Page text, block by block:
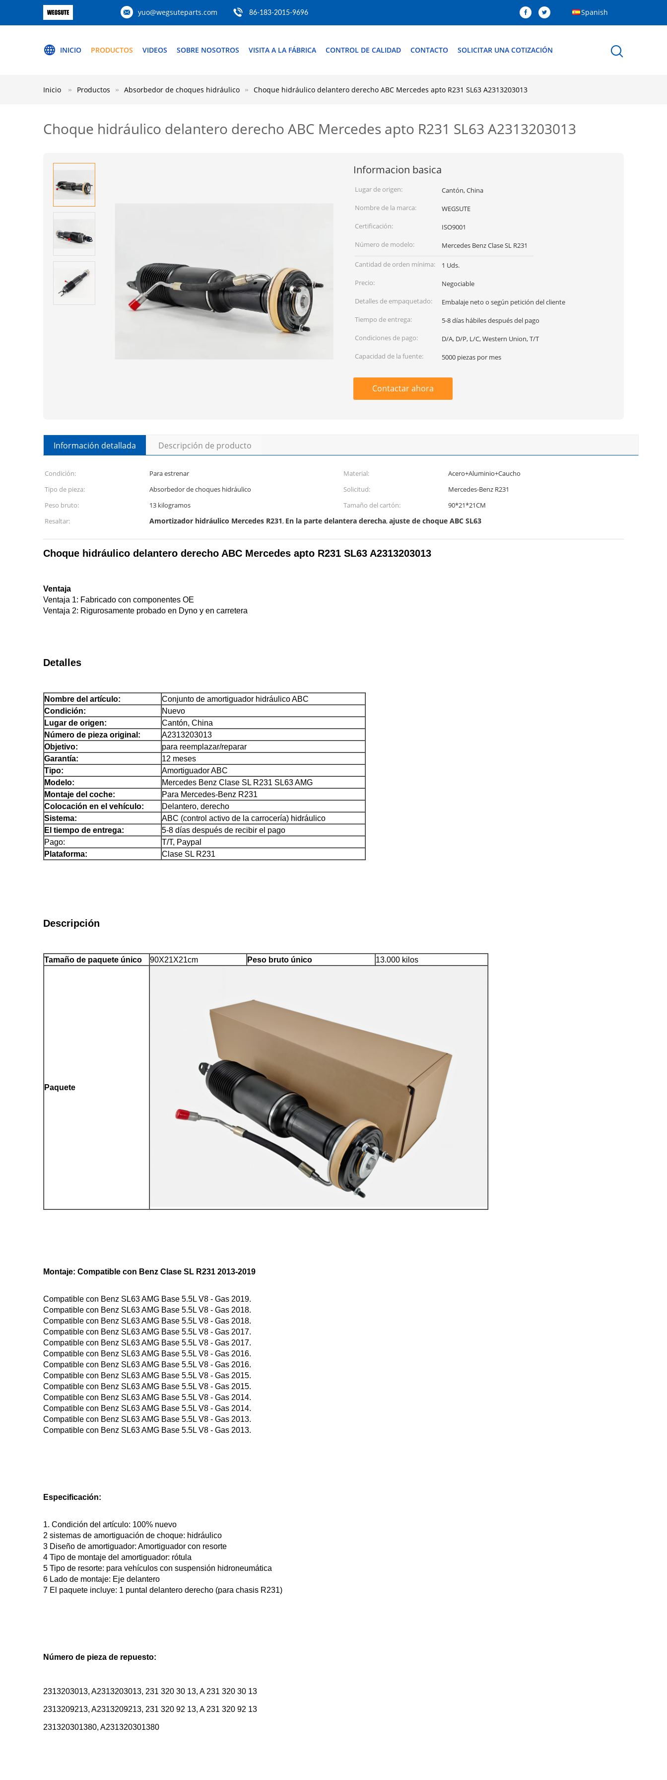
yuo@wegsuteparts.com 86-183-2015-9696 Spanish
INICIO PRODUCTOS VIDEOS SOBRE NOSOTROS VISITA A LA FÁBRICA CONTROL DE CALIDAD CONTACTO SOLICITAR UNA COTIZACIÓN
Inicio Productos Absorbedor de choques hidráulico Choque hidráulico delantero derecho ABC Mercedes apto R231 SL63 A2313203013
Choque hidráulico delantero derecho ABC Mercedes apto R231 SL63 A2313203013
Informacion basica
Lugar de origen:
Cantón, China
Nombre de la marca:
WEGSUTE
Certificación:
ISO9001
Número de modelo:
Mercedes Benz Clase SL R231
Cantidad de orden mínima:
1 Uds.
Precio:
Negociable
Detalles de empaquetado:
Embalaje neto o según petición del cliente
Tiempo de entrega:
5-8 días hábiles después del pago
Condiciones de pago:
D/A, D/P, L/C, Western Union, T/T
Capacidad de la fuente:
5000 piezas por mes
Contactar ahora
Información detallada Descripción de producto
Condición: Para estrenar Material:
Acero+Aluminio+Caucho
Tipo de pieza:
Absorbedor de choques hidráulico Solicitud:
Mercedes-Benz R231
Peso bruto:
13 kilogramos Tamaño del cartón:
90*21*21CM
Resaltar:
Amortizador hidráulico Mercedes R231, En la parte delantera derecha,ajuste de choque ABC SL63
Choque hidráulico delantero derecho ABC Mercedes apto R231 SL63 A2313203013
Ventaja
Ventaja 1: Fabricado con componentes OE
Ventaja 2: Rigurosamente probado en Dyno y en carretera
Detalles
Nombre del artículo:
Conjunto de amortiguador hidráulico ABC
Condición:
Nuevo
Lugar de origen:
Cantón, China
Número de pieza original:
A2313203013
Objetivo:
para reemplazar/reparar
Garantía:
12 meses
Tipo:
Amortiguador ABC
Modelo:
Mercedes Benz Clase SL R231 SL63 AMG
Montaje del coche:
Para Mercedes-Benz R231
Colocación en el vehículo:
Delantero, derecho
Sistema:
ABC (control activo de la carrocería) hidráulico
El tiempo de entrega:
5-8 días después de recibir el pago
Pago:
T/T, Paypal
Plataforma:
Clase SL R231
Descripción
Tamaño de paquete único 90X21X21cm Peso bruto único 13.000 kilos
Paquete
Montaje: Compatible con Benz Clase SL R231 2013-2019
Compatible con Benz SL63 AMG Base 5.5L V8 - Gas 2019.
Compatible con Benz SL63 AMG Base 5.5L V8 - Gas 2018.
Compatible con Benz SL63 AMG Base 5.5L V8 - Gas 2018.
Compatible con Benz SL63 AMG Base 5.5L V8 - Gas 2017.
Compatible con Benz SL63 AMG Base 5.5L V8 - Gas 2017.
Compatible con Benz SL63 AMG Base 5.5L V8 - Gas 2016.
Compatible con Benz SL63 AMG Base 5.5L V8 - Gas 2016.
Compatible con Benz SL63 AMG Base 5.5L V8 - Gas 2015.
Compatible con Benz SL63 AMG Base 5.5L V8 - Gas 2015.
Compatible con Benz SL63 AMG Base 5.5L V8 - Gas 2014.
Compatible con Benz SL63 AMG Base 5.5L V8 - Gas 2014.
Compatible con Benz SL63 AMG Base 5.5L V8 - Gas 2013.
Compatible con Benz SL63 AMG Base 5.5L V8 - Gas 2013.
Especificación:
1. Condición del artículo: 100% nuevo
2 sistemas de amortiguación de choque: hidráulico
3 Diseño de amortiguador: Amortiguador con resorte
4 Tipo de montaje del amortiguador: rótula
5 Tipo de resorte: para vehículos con suspensión hidroneumática
6 Lado de montaje: Eje delantero
7 El paquete incluye: 1 puntal delantero derecho (para chasis R231)
Número de pieza de repuesto:
2313203013, A2313203013, 231 320 30 13, A 231 320 30 13
2313209213, A2313209213, 231 320 92 13, A 231 320 92 13
231320301380, A231320301380